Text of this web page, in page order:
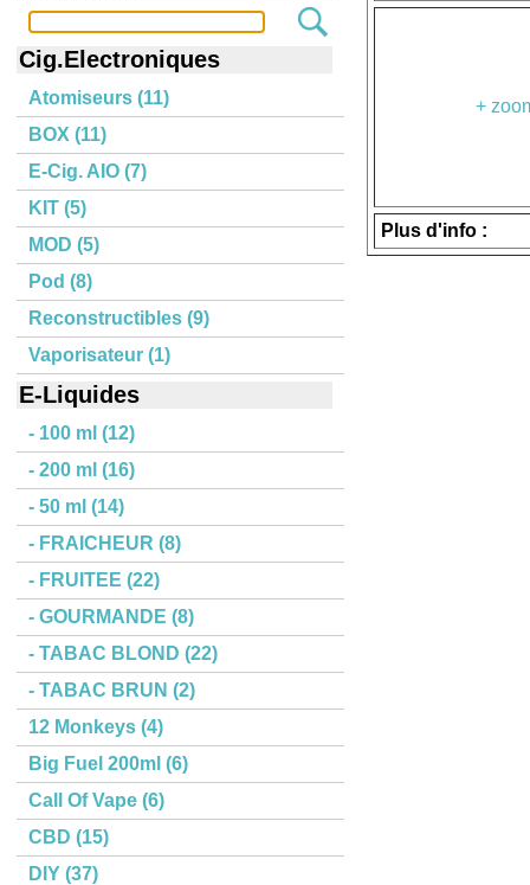
Cig.Electroniques
Atomiseurs (11)
BOX (11)
E-Cig. AIO (7)
KIT (5)
MOD (5)
Pod (8)
Reconstructibles (9)
Vaporisateur (1)
E-Liquides
- 100 ml (12)
- 200 ml (16)
- 50 ml (14)
- FRAICHEUR (8)
- FRUITEE (22)
- GOURMANDE (8)
- TABAC BLOND (22)
- TABAC BRUN (2)
12 Monkeys (4)
Big Fuel 200ml (6)
Call Of Vape (6)
CBD (15)
DIY (37)
+
Plus d'info :